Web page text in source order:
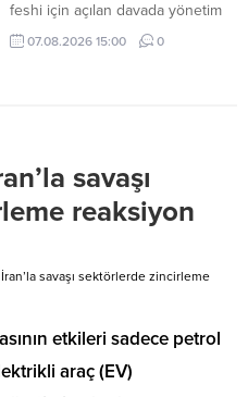
feshi için açılan davada yönetim
kayyumu atanmasına hükmetti.
Derneğim tüm faaliyetleri
07.08.2026 15:00 0
savaşı
reaksiyon
savaşı sektörlerde zincirleme
etkileri sadece petrol
araç (EV)